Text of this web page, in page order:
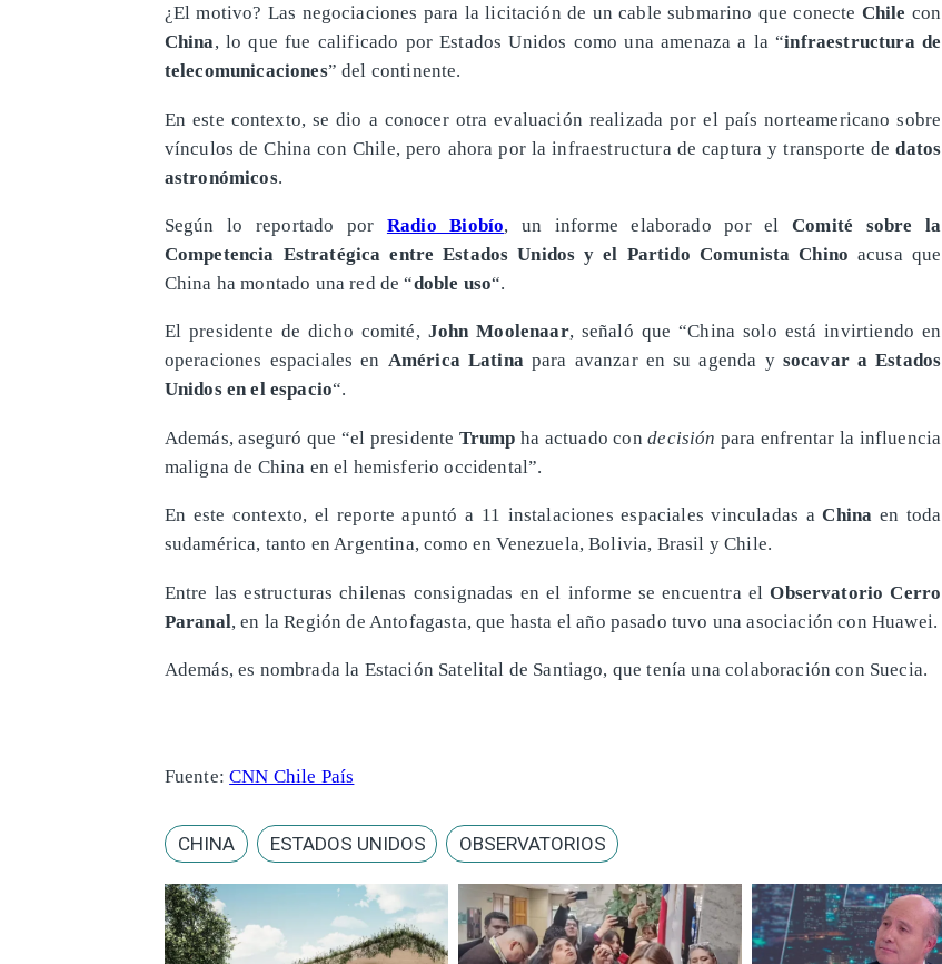
¿El motivo? Las negociaciones para la licitación de un cable submarino que conecte Chile con
China, lo que fue calificado por Estados Unidos como una amenaza a la “infraestructura de
telecomunicaciones” del continente.
En este contexto, se dio a conocer otra evaluación realizada por el país norteamericano sobre
vínculos de China con Chile, pero ahora por la infraestructura de captura y transporte dedatos
astronómicos.
Según lo reportado por Radio Biobío, un informe elaborado por elComité sobre la
Competencia Estratégica entre Estados Unidos y el Partido Comunista Chino acusa que
China ha montado una red de “doble uso“.
El presidente de dicho comité, John Moolenaar, señaló que “China solo está invirtiendo en
operaciones espaciales en América Latinapara avanzar en su agenda y socavar a Estados
Unidos en el espacio“.
Además, aseguró que “el presidente Trump ha actuado condecisión para enfrentar la influencia
maligna de China en el hemisferio occidental”.
En este contexto, el reporte apuntó a 11 instalaciones espaciales vinculadas aChina en toda
sudamérica, tanto en Argentina, como en Venezuela, Bolivia, Brasil y Chile.
Entre las estructuras chilenas consignadas en el informe se encuentra elObservatorio Cerro
Paranal, en la Región de Antofagasta, que hasta el año pasado tuvo una asociación con Huawei.
Además, es nombrada la Estación Satelital de Santiago, que tenía una colaboración con Suecia.
Fuente:CNN Chile País
CHINA ESTADOS UNIDOS OBSERVATORIOS